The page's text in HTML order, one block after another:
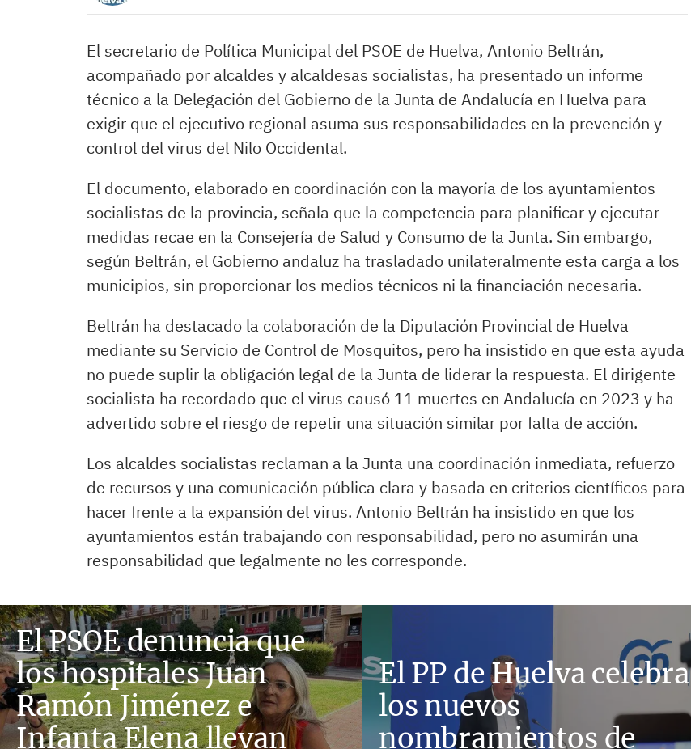
El secretario de Política Municipal del PSOE de Huelva, Antonio Beltrán,
acompañado por alcaldes y alcaldesas socialistas, ha presentado un informe
técnico a la Delegación del Gobierno de la Junta de Andalucía en Huelva para
exigir que el ejecutivo regional asuma sus responsabilidades en la prevención y
control del virus del Nilo Occidental.
El documento, elaborado en coordinación con la mayoría de los ayuntamientos
socialistas de la provincia, señala que la competencia para planificar y ejecutar
medidas recae en la Consejería de Salud y Consumo de la Junta. Sin embargo,
según Beltrán, el Gobierno andaluz ha trasladado unilateralmente esta carga a los
municipios, sin proporcionar los medios técnicos ni la financiación necesaria.
Beltrán ha destacado la colaboración de la Diputación Provincial de Huelva
mediante su Servicio de Control de Mosquitos, pero ha insistido en que esta ayuda
no puede suplir la obligación legal de la Junta de liderar la respuesta. El dirigente
socialista ha recordado que el virus causó 11 muertes en Andalucía en 2023 y ha
advertido sobre el riesgo de repetir una situación similar por falta de acción.
Los alcaldes socialistas reclaman a la Junta una coordinación inmediata, refuerzo
de recursos y una comunicación pública clara y basada en criterios científicos para
hacer frente a la expansión del virus. Antonio Beltrán ha insistido en que los
ayuntamientos están trabajando con responsabilidad, pero no asumirán una
responsabilidad que legalmente no les corresponde.
El PSOE denuncia que
los hospitales Juan
Ramón Jiménez e
Infanta Elena llevan
El PP de Huelva celebra
los nuevos
nombramientos de